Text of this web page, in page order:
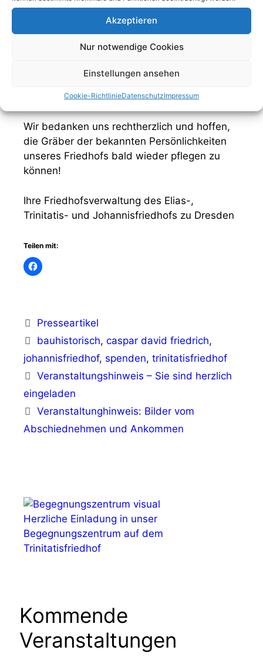
Akzeptieren
Nur notwendige Cookies
Einstellungen ansehen
Cookie-RichtlinieDatenschutzImpressum
GENODED1DKD
Verwendungszweck:Spende Pflege Gräber
Wir bedanken uns rechtherzlich und hoffen,
die Gräber der bekannten Persönlichkeiten
unseres Friedhofs bald wieder pflegen zu
können!
Ihre Friedhofsverwaltung des Elias-,
Trinitatis- und Johannisfriedhofs zu Dresden
Teilen mit:
Kategorien
Presseartikel
Schlagwörter
bauhistorisch,caspar david friedrich,
johannisfriedhof, spenden, trinitatisfriedhof
Veranstaltungshinweis – Sie sind herzlich
eingeladen
Veranstaltunghinweis: Bilder vom
Abschiednehmen und Ankommen
Herzliche Einladung in unser
Begegnungszentrum auf dem
Trinitatisfriedhof
Kommende
Veranstaltungen